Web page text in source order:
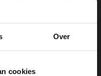
Over
cookies